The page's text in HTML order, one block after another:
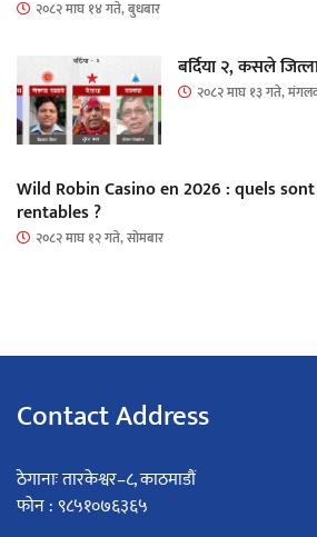
२०८२ माघ १४ गते, बुधबार
बर्दिया २, कसले
२०८२ माघ १३ गते,
Wild Robin Casino en 2026 : quels
rentables ?
२०८२ माघ १२ गते, सोमबार
Contact Address
ठेगानाः तारकेश्वर–८, काठमाडौं
फोन : ९८५१०७६३६५